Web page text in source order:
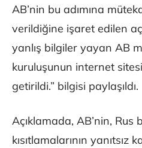
AB’nin bu adımına
verildiğine işaret edilen
yanlış bilgiler yayan AB
kuruluşunun internet
getirildi.” bilgisi paylaşıldı.
Açıklamada, AB’nin, Rus
kısıtlamalarının